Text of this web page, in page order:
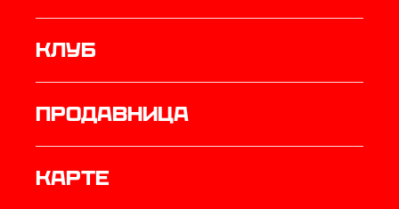
Клуб
продавница
Карте